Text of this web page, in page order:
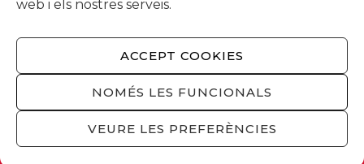
web i els nostres serveis.
ACCEPT COOKIES
NOMÉS LES FUNCIONALS
VEURE LES PREFERÈNCIES
© 2026 - Foment del Treball Nacional
Nosaltres
privacitat/ Política cookies/Privacitat
xarxes socials